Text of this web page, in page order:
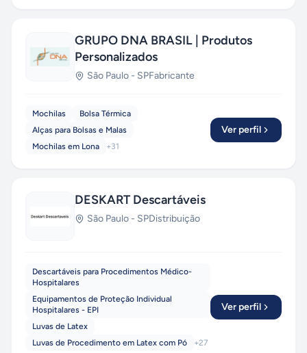
GRUPO DNA BRASIL | Produtos
Personalizados
São Paulo - SPFabricante
Mochilas
Bolsa Térmica
Alças para Bolsas e Malas
Mochilas em Lona
+31
Ver perfil
DESKART Descartáveis
São Paulo - SPDistribuição
Descartáveis para Procedimentos Médico-
Hospitalares
Equipamentos de Proteção Individual
Hospitalares - EPI
Luvas de Latex
Luvas de Procedimento em Latex com Pó
+27
Ver perfil